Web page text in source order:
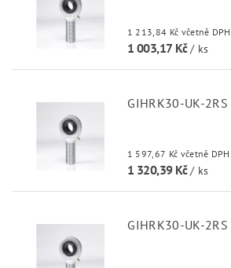
1 213,84 Kč včetně DPH
1 003,17 Kč/ ks
GIHRK30-UK-2RS
1 597,67 Kč včetně DPH
1 320,39 Kč/ ks
GIHRK30-UK-2RS